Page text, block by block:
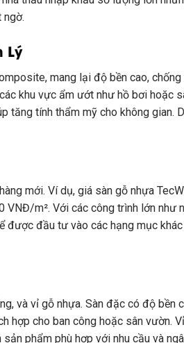
ngờ.
Lý
mang lại độ bền cao,
khu vực ẩm ướt như hồ bơi hoặc
tính thẩm mỹ cho không gian.
mới. Ví dụ, giá sàn gỗ nhựa
m². Với các công trình lớn như
đầu tư vào các hạng mục
và vỉ gỗ nhựa. Sàn đặc có độ bền
hợp cho ban công hoặc sân vườn.
phẩm phù hợp với nhu cầu và